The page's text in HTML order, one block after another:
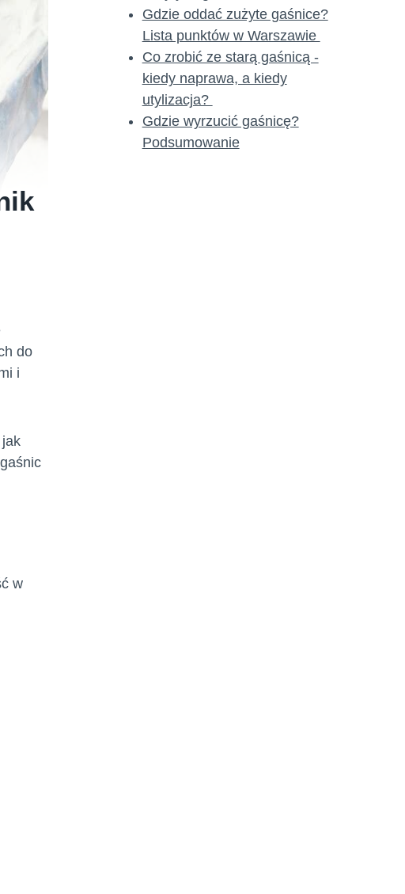
do
i
w
Gdzie oddać zużyte gaśnice?
Lista punktów w Warszawie
Co zrobić ze starą gaśnicą -
kiedy naprawa, a kiedy
utylizacja?
Gdzie wyrzucić gaśnicę?
Podsumowanie